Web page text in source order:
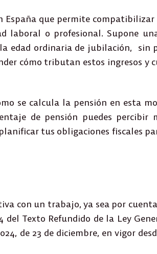
España que permite compatibilizar
laboral o profesional. Supone
edad ordinaria de jubilación, sin
cómo tributan estos ingresos y
se calcula la pensión en esta
de pensión puedes percibir
tus obligaciones fiscales
con un trabajo, ya sea por
del Texto Refundido de la Ley
de 23 de diciembre, en vigor